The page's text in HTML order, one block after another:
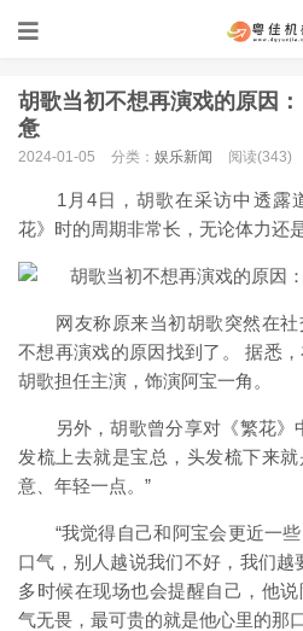
胡歌当初不想再演戏的原因
惫
2024-01-05 分类： 娱乐新闻 阅读(343)
1月4日，胡歌在采访中透露
花》时的周期非常长，无论体力还
网友称原来当初胡歌突然在社
不想再演戏的原因找到了。 据悉
胡歌担任主演，饰演阿宝一角。
另外，胡歌曾分享对《繁花》
发梳上去就是宝总，头发梳下来
意、年轻一点。”
“我觉得自己和阿宝会更近一些
口气，别人越说我们不好，我们越
多时候在现场也会提醒自己，他
气无畏，最可贵的就是他心里的那